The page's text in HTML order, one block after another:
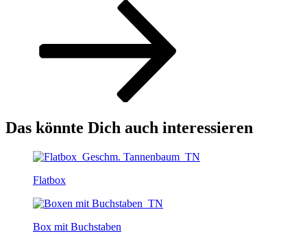
Das könnte Dich auch interessieren
Flatbox
Box mit Buchstaben